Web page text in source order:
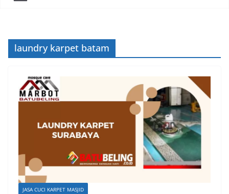
laundry karpet batam
JASA CUCI KARPET MASJID